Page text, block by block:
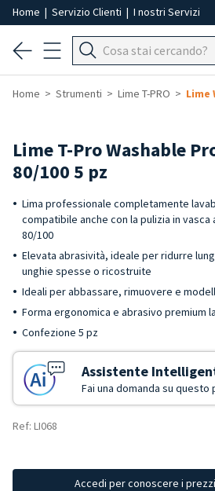
Home | Servizio Clienti | I nostri Servizi
Home Strumenti Lime T-PRO Lime
Lime T-Pro Washable
80/100 5 pz
Lima professionale completamente
compatibile anche con la pulizia in vasca
80/100
Elevata abrasività, ideale per ridurre
unghie spesse o ricostruite
Ideali per abbassare, rimuovere e
Forma ergonomica e abrasivo premium
Confezione 5 pz
Assistente
Fai una domanda su
Ref: LI068
Accedi per conoscere i